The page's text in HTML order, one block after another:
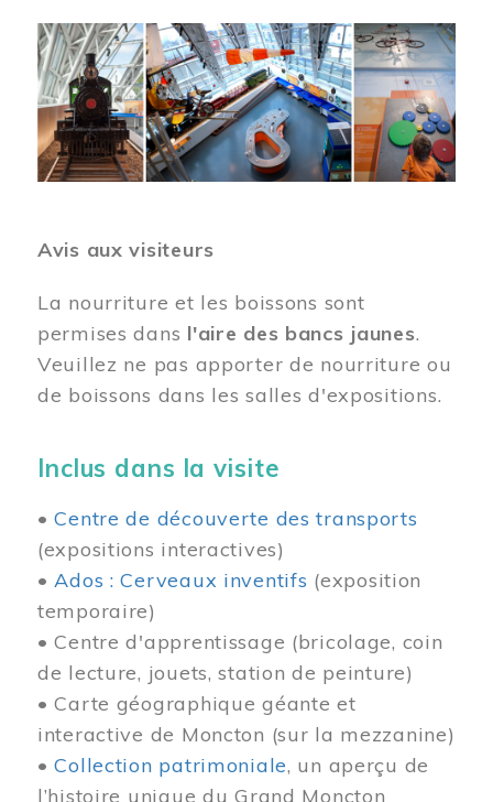
Image
Avis aux visiteurs
La nourriture et les boissons sont
permises dans l'aire des bancs jaunes.
Veuillez ne pas apporter de nourriture ou
de boissons dans les salles d'expositions.
Inclus dans la visite
•Centre de découverte des transports
(expositions interactives)
•Ados : Cerveaux inventifs (exposition
temporaire)
• Centre d'apprentissage (bricolage, coin
de lecture, jouets, station de peinture)
• Carte géographique géante et
interactive de Moncton (sur la mezzanine)
•Collection patrimoniale, un aperçu de
l’histoire unique du Grand Moncton